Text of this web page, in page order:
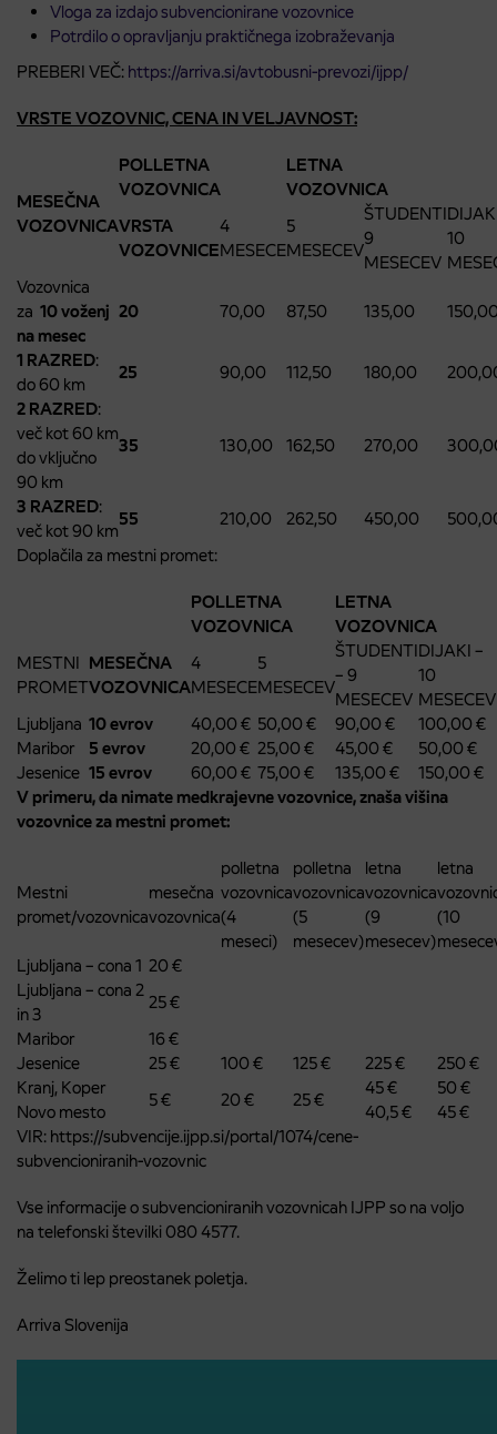
Vloga za izdajo subvencionirane vozovnice
Potrdilo o opravljanju praktičnega izobraževanja
PREBERI VEČ: https://arriva.si/avtobusni-prevozi/ijpp/
VRSTE VOZOVNIC, CENA IN VELJAVNOST:
MESEČNA
VOZOVNICA
POLLETNA
VOZOVNICA
LETNA
VOZOVNICA
VRSTA
VOZOVNICE
4
MESECE
5
MESECEV
ŠTUDENTI
9
MESECEV
10
Vozovnica
za 10 voženj
na mesec
20 70,00 87,50 135,00
1 RAZRED:
do 60 km
25 90,00 112,50 180,00
2 RAZRED:
več kot 60 km
do vključno
90 km
35 130,00 162,50 270,00
3 RAZRED:
več kot 90 km
55 210,00 262,50 450,00
Doplačila za mestni promet:
POLLETNA
VOZOVNICA
LETNA
VOZOVNICA
MESTNI
PROMET
MESEČNA
VOZOVNICA
4
MESECE
5
MESECEV
ŠTUDENTI
– 9
MESECEV
DIJAKI –
10
MESECEV
Ljubljana 10 evrov 40,00 € 50,00 € 90,00 €
100,00 €
Maribor
5 evrov 20,00 € 25,00 € 45,00 €
50,00 €
Jesenice 15 evrov 60,00 € 75,00 € 135,00 €
150,00 €
V primeru, da nimate medkrajevne vozovnice, znaša višina
vozovnice za mestni promet:
Mestni
promet/vozovnica
mesečna
vozovnica
polletna
vozovnica
(4
meseci)
polletna
vozovnica
(5
mesecev)
letna
vozovnica
(9
mesecev)
letna
(10
Ljubljana – cona 1 20 €
Ljubljana – cona 2
in 3
25 €
Maribor
16 €
Jesenice
25 € 100 € 125 € 225 €
250 €
Kranj, Koper
Novo mesto
5 € 20 € 25 €
45 €
40,5 €
50 €
45 €
VIR: https://subvencije.ijpp.si/portal/1074/cene-
subvencioniranih-vozovnic
Vse informacije o subvencioniranih vozovnicah IJPP so na voljo
na telefonski številki 080 4577.
Želimo ti lep preostanek poletja.
Arriva Slovenija